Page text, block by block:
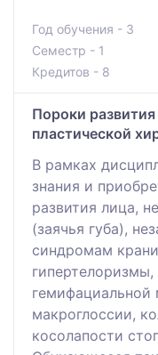
Год обучения - 3
Семестр - 1
Кредитов - 8
Пороки
пластической
В рамках
знания и
развития лица,
(заячья губа),
синдромам
макроглоссии,
косолапости